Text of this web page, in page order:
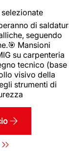
di
seguendo
Mansioni
su carpenteria
tecnico (base
visivo della
strumenti di